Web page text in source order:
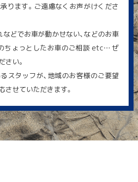
ります。ご遠慮なくお声がけくださ
などでお車が動かせない、などのお車
ちょっとしたお車のご相談 etc… ぜ
さい。
スタッフが、地域のお客様のご要望
させていただきます。